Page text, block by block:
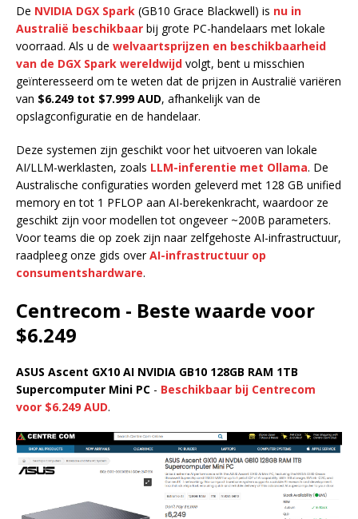
De NVIDIA DGX Spark (GB10 Grace Blackwell) is nu in
Australië beschikbaar bij grote PC-handelaars met lokale
voorraad. Als u de welvaartsprijzen en beschikbaarheid
van de DGX Spark wereldwijd volgt, bent u misschien
geïnteresseerd om te weten dat de prijzen in Australië variëren
van $6.249 tot $7.999 AUD, afhankelijk van de
opslagconfiguratie en de handelaar.
Deze systemen zijn geschikt voor het uitvoeren van lokale
AI/LLM-werklasten, zoals LLM-inferentie met Ollama. De
Australische configuraties worden geleverd met 128 GB unified
memory en tot 1 PFLOP aan AI-berekenkracht, waardoor ze
geschikt zijn voor modellen tot ongeveer ~200B parameters.
Voor teams die op zoek zijn naar zelfgehoste AI-infrastructuur,
raadpleeg onze gids overAI-infrastructuur op
consumentshardware.
Centrecom - Beste waarde voor
$6.249
ASUS Ascent GX10 AI NVIDIA GB10 128GB RAM 1TB
Supercomputer Mini PC - Beschikbaar bij Centrecom
voor $6.249 AUD.